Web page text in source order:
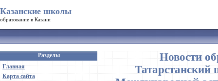
Казанские школы
образование в Казани
Разделы
Главная
Карта сайта
Новости
Татарстанский